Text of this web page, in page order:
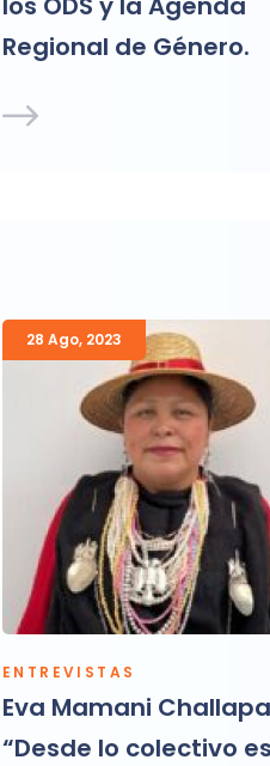
Regional de Género.
28 Ago, 2023
ENTREVISTAS
Eva Mamani
“Desde lo colectivo